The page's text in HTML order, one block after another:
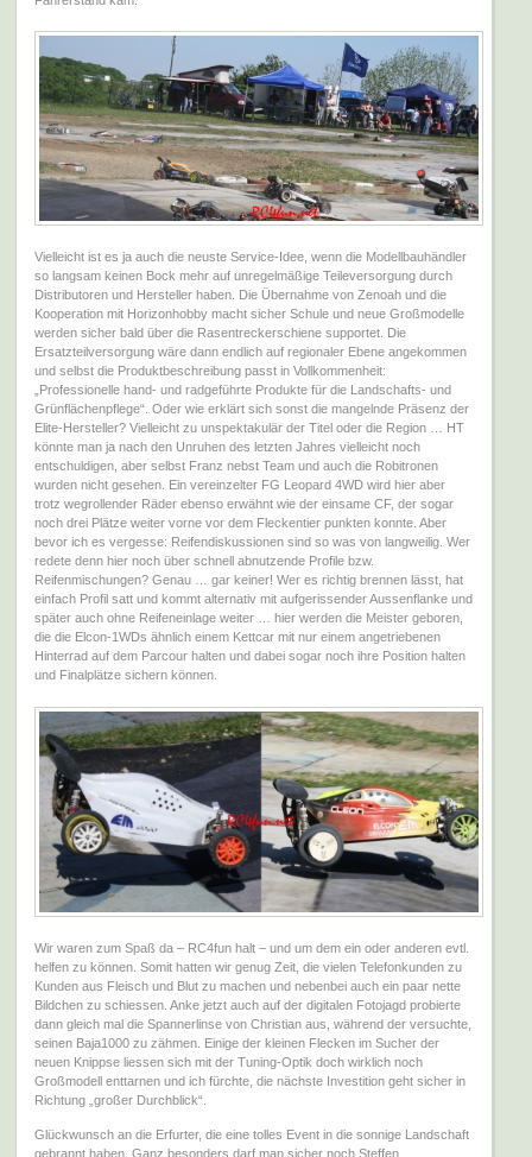
Vielleicht ist es ja auch die neuste Service-Idee, wenn die Modellbauhändler
so langsam keinen Bock mehr auf unregelmäßige Teileversorgung durch
Distributoren und Hersteller haben. Die Übernahme von Zenoah und die
Kooperation mit Horizonhobby macht sicher Schule und neue Großmodelle
werden sicher bald über die Rasentreckerschiene supportet. Die
Ersatzteilversorgung wäre dann endlich auf regionaler Ebene angekommen
und selbst die Produktbeschreibung passt in Vollkommenheit:
„Professionelle hand- und radgeführte Produkte für die Landschafts- und
Grünflächenpflege“. Oder wie erklärt sich sonst die mangelnde Präsenz der
Elite-Hersteller? Vielleicht zu unspektakulär der Titel oder die Region … HT
könnte man ja nach den Unruhen des letzten Jahres vielleicht noch
entschuldigen, aber selbst Franz nebst Team und auch die Robitronen
wurden nicht gesehen. Ein vereinzelter FG Leopard 4WD wird hier aber
trotz wegrollender Räder ebenso erwähnt wie der einsame CF, der sogar
noch drei Plätze weiter vorne vor dem Fleckentier punkten konnte. Aber
bevor ich es vergesse: Reifendiskussionen sind so was von langweilig. Wer
redete denn hier noch über schnell abnutzende Profile bzw.
Reifenmischungen? Genau … gar keiner! Wer es richtig brennen lässt, hat
einfach Profil satt und kommt alternativ mit aufgerissender Aussenflanke und
später auch ohne Reifeneinlage weiter … hier werden die Meister geboren,
die die Elcon-1WDs ähnlich einem Kettcar mit nur einem angetriebenen
Hinterrad auf dem Parcour halten und dabei sogar noch ihre Position halten
und Finalplätze sichern können.
Wir waren zum Spaß da – RC4fun halt – und um dem ein oder anderen evtl.
helfen zu können. Somit hatten wir genug Zeit, die vielen Telefonkunden zu
Kunden aus Fleisch und Blut zu machen und nebenbei auch ein paar nette
Bildchen zu schiessen. Anke jetzt auch auf der digitalen Fotojagd probierte
dann gleich mal die Spannerlinse von Christian aus, während der versuchte,
seinen Baja1000 zu zähmen. Einige der kleinen Flecken im Sucher der
neuen Knippse liessen sich mit der Tuning-Optik doch wirklich noch
Großmodell enttarnen und ich fürchte, die nächste Investition geht sicher in
Richtung „großer Durchblick“.
Glückwunsch an die Erfurter, die eine tolles Event in die sonnige Landschaft
gebrannt haben. Ganz besonders darf man sicher noch Steffen